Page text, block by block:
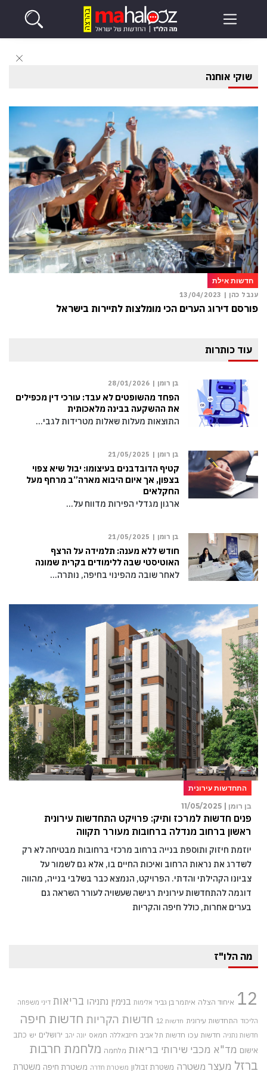
שוקי אוחנה
חדשות אילת
ענבל כהן | 13/04/2023
פורסם דירוג הערים הכי מומלצות לתיירות בישראל
עוד כותרות
בן רומן | 28/01/2026
הפחד מהשופטים לא עבד: עורכי דין מכפילים
את ההשקעה בבינה מלאכותית
התוצאות מעלות שאלות מטרידות לגבי…
בן רומן | 21/05/2025
קטיף הדובדבנים בעיצומו: יבול שיא צפוי
בצפון, אך איום היבוא מארה”ב מרחף מעל
החקלאים
ארגון מגדלי הפירות מדווח על…
בן רומן | 21/05/2025
חודש ללא מענה: תלמידה על הרצף
האוטיסטי שבה ללימודים בקרית שמונה
לאחר שובה מהפינוי בחיפה, נותרה…
התחדשות עירונית
בן רומן |
11/05/2025
פנים חדשות למרכז ותיק: פרויקט התחדשות עירונית
ראשון ברחוב מנדלה ברחובות מעורר תקווה
יוזמת חיזוק ותוספת בנייה ברחוב מרכזי ברחובות מבטיחה לא רק
לשדרג את נראות הרחוב ואיכות החיים בו, אלא גם לשמור על
צביונו הקהילתי והדתי. הפרויקט, הנמצא כבר בשלבי בנייה, מהווה
דוגמה להתחדשות עירונית רגישה שעשויה לעורר השראה גם
בערים אחרות, כולל חיפה והקריות
מה הלו"ז
12 איחוד הצלה איתמר בן גביר אלימות בנימין נתניהו בריאות דיני משפחה
הליכוד התחדשות עירונית חדשות 12 חדשות הקריות חדשות חיפה
חדשות נתניה חדשות עכו חדשות תל אביב חיזבאללה חמאס יונה יהב ירושלים יש כתב
אישום מד"א מכבי שירותי בריאות מלחמה מלחמת חרבות
ברזל מעצר משטרה משטרת זבולון משטרת חדרה משטרת חיפה משטרת